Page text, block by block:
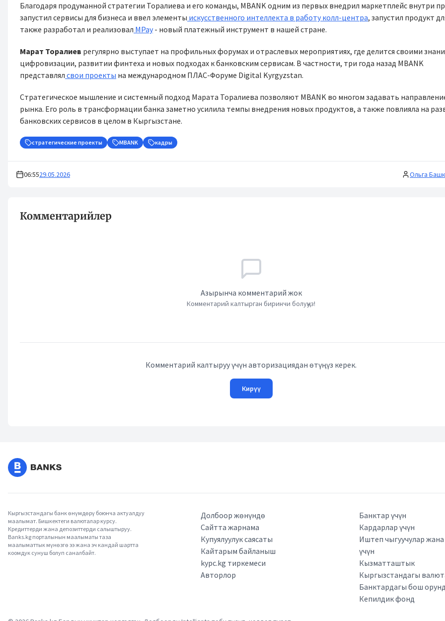
Благодаря продуманной стратегии Торалиева и его команды, MBANK одним из первых внедрил маркетплейс внутри
запустил сервисы для бизнеса и ввел элементы искусственного интеллекта в работу колл-центра, запустил продукт
также разработал и реализовал MPay- новый платежный инструмент в нашей стране.
Марат Торалиев регулярно выступает на профильных форумах и отраслевых мероприятиях, где делится своими
цифровизации, развитии финтеха и новых подходах к банковским сервисам. В частности, три года назад MBANK
представлял свои проекты на международном ПЛАС-Форуме Digital Kyrgyzstan.
Стратегическое мышление и системный подход Марата Торалиева позволяют MBANK во многом задавать
рынка. Его роль в трансформации банка заметно усилила темпы внедрения новых продуктов, а также повлияла на
банковских сервисов в целом в Кыргызстане.
стратегические проекты MBANK кадры
06:5529.05.2026 Ольга
Комментарийлер
Азырынча комментарий жок
Комментарий калтырган биринчи болуңуз!
Комментарий калтыруу үчүн авторизациядан өтүңүз керек.
Кирүү
Кыргызстандагы банк өнүмдөрү боюнча актуалдуу
маалымат. Бишкектеги валюталар курсу.
Кредиттерди жана депозиттерди салыштыруу.
Banks.kg порталынын маалыматы таза
маалыматтык мүнөзгө ээ жана эч кандай шартта
коомдук сунуш болуп саналбайт.
Долбоор жөнүндө
Сайтта жарнама
Купуялуулук саясаты
Кайтарым байланыш
kypc.kg тиркемеси
Авторлор
Банктар үчүн
Кардарлар үчүн
Иштеп чыгуучулар
үчүн
Кызматташтык
Кыргызстандагы
Банктардагы бош
Кепилдик фонд